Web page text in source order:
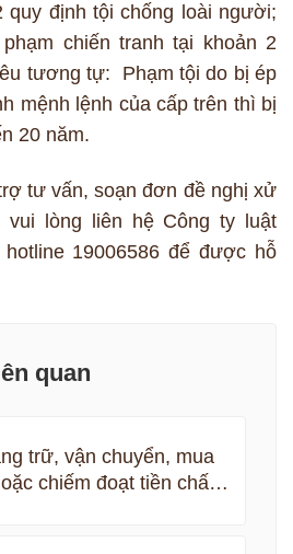
quy định tội chống loài người;
chiến tranh tại khoản 2
tương tự: Phạm tội do bị ép
mệnh lệnh của cấp trên thì bị
20 năm.
tư vấn, soạn đơn đề nghị xử
vui lòng liên hệ Công ty luật
19006586 để được hỗ
quan
trữ, vận chuyển, mua
chiếm đoạt tiền chất
việc sản xuất trái